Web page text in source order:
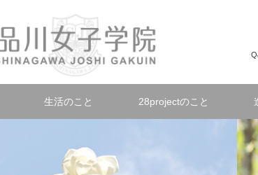
生活のこと 28projectのこと